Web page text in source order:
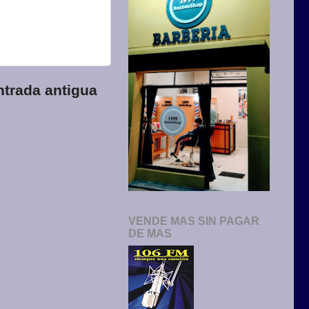
antigua
VENDE MAS SIN PAGAR
DE MAS